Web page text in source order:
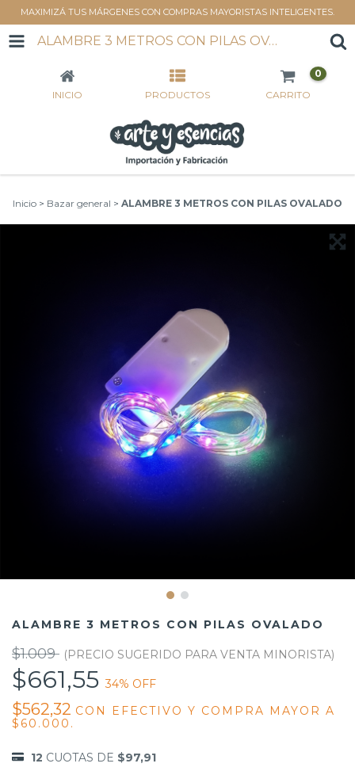
MAXIMIZÁ TUS MÁRGENES CON COMPRAS MAYORISTAS INTELIGENTES.
ALAMBRE 3 METROS CON PILAS OVALADO
INICIO PRODUCTOS CARRITO
0
Inicio > Bazar general > ALAMBRE 3 METROS CON PILAS OVALADO
ALAMBRE 3 METROS CON PILAS OVALADO
$1.009
$661,5534% OFF
$562,32 CON
EFECTIVO Y COMPRA MAYOR A
$60.000.
12 CUOTAS DE $97,91